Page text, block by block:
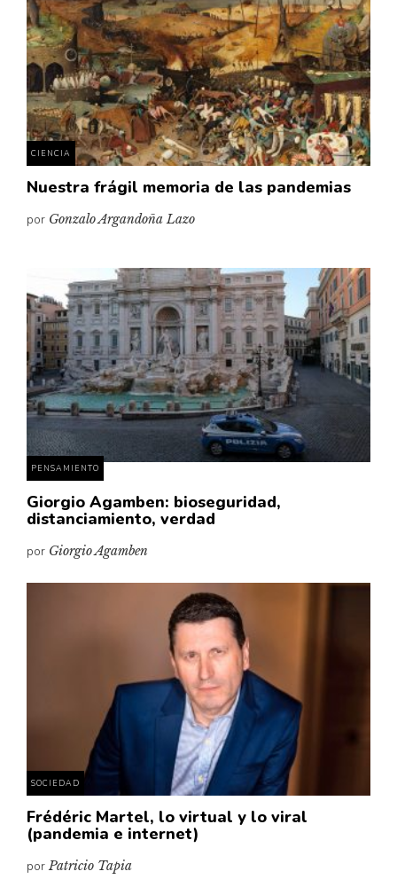
CIENCIA
Nuestra frágil memoria de las pandemias
por Gonzalo Argandoña Lazo
PENSAMIENTO
Giorgio Agamben: bioseguridad,
distanciamiento, verdad
por Giorgio Agamben
SOCIEDAD
Frédéric Martel, lo virtual y lo viral
(pandemia e internet)
porPatricio Tapia